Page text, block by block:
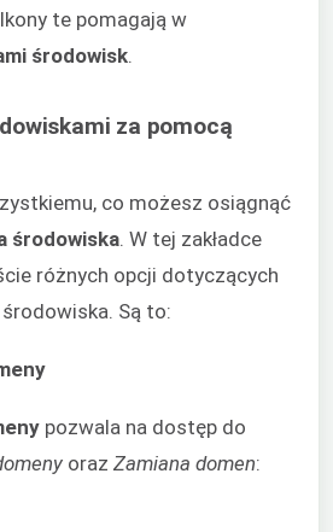
te pomagają w
środowisk
za pomocą
co możesz osiągnąć
środowiska. W tej zakładce
różnych opcji dotyczących
Są to:
pozwala na dostęp do
oraz Zamiana domen: